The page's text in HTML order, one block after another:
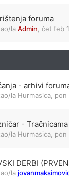
foruma
la Admin čet feb
- arhivi
la Hurmasica pon
-
la Hurmasica pon
DERBI
la